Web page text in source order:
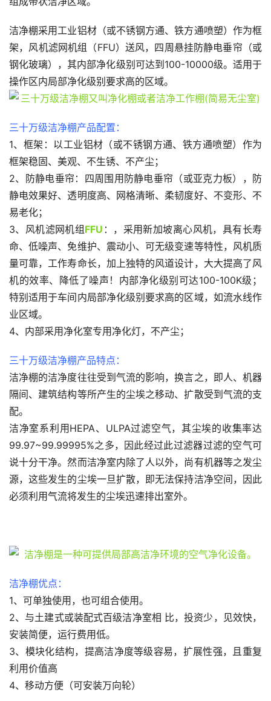
洁净棚采用工业铝材（或不锈钢方通、铁方通喷塑）作为框
架，风机滤网机组（FFU）送风，四周悬挂防静电垂帘（或
钢化玻璃），其内部净化级别可达到100-10000级。适用于
操作区内局部净化级别要求高的区域。
三十万级洁净棚产品配置：
1、框架：以工业铝材（或不锈钢方通、铁方通喷塑）作为
框架稳固、美观、不生锈、不产尘；
2、防静电垂帘：四周围用防静电垂帘（或亚克力板），防
静电效果好、透明度高、网格清晰、柔韧度好、不变形、不
易老化；
3、风机滤网机组 FFU ：，采用新加坡离心风机，具有长寿
命、低噪声、免维护、震动小、可无级变速等特性，风机质
量可靠，工作寿命长，加上独特的风道设计，大大提高了风
机的效率、降低了噪声！内部净化级别可达100-100K级；
特别适用于车间内局部净化级别要求高的区域，如流水线作
业区域。
4、内部采用净化室专用净化灯，不产尘；
三十万级洁净棚产品特点：
洁净棚的洁净度往往受到气流的影响，换言之，即人、机器
隔间、建筑结构等所产生的尘埃之移动、扩散受到气流的支
配。
洁净室系利用HEPA、ULPA过滤空气，其尘埃的收集率达
99.97~99.99995%之多，因此经过此过滤器过滤的空气可
说十分干净。然而洁净室内除了人以外，尚有机器等之发尘
源，这些发生的尘埃一旦扩散，即无法保持洁净空间，因此
必须利用气流将发生的尘埃迅速排出室外。
洁净棚优点：
1、可单独使用，也可组合使用。
2、与土建式或装配式百级洁净室相 比，投资少，见效快，
安装简便，运行费用低。
3、模块化结构，提高洁净度等级容易，扩展性强，且重复
利用价值高
4、移动方便（可安装万向轮）